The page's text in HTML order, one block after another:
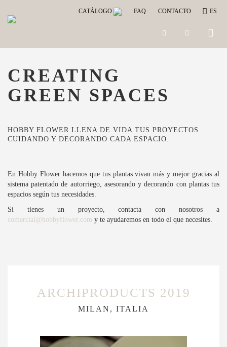
CATÁLOGO FAQ CONTACTO ES
Toggle
CREATING
GREEN SPACES
HOBBY FLOWER LLENA DE VIDA TUS PROYECTOS
CUIDANDO Y DECORANDO CADA ESPACIO.
En Hobby Flower hacemos que tus plantas vivan más y mejor gracias al
sistema patentado de autorriego, asesorando y decorando con plantas tus
espacios según tus necesidades.
Si tienes un proyecto, contacta con nosotros a
comercial@hobbyflower.com y te ayudaremos en todo el que necesites.
ARCHIPRODUCTS 2019
MILAN, ITALIA